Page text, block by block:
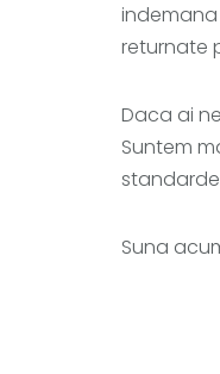
returnate
Daca ai
Suntem
Suna